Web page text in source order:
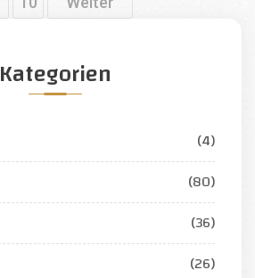
Kategorien
(4)
(80)
(36)
(26)